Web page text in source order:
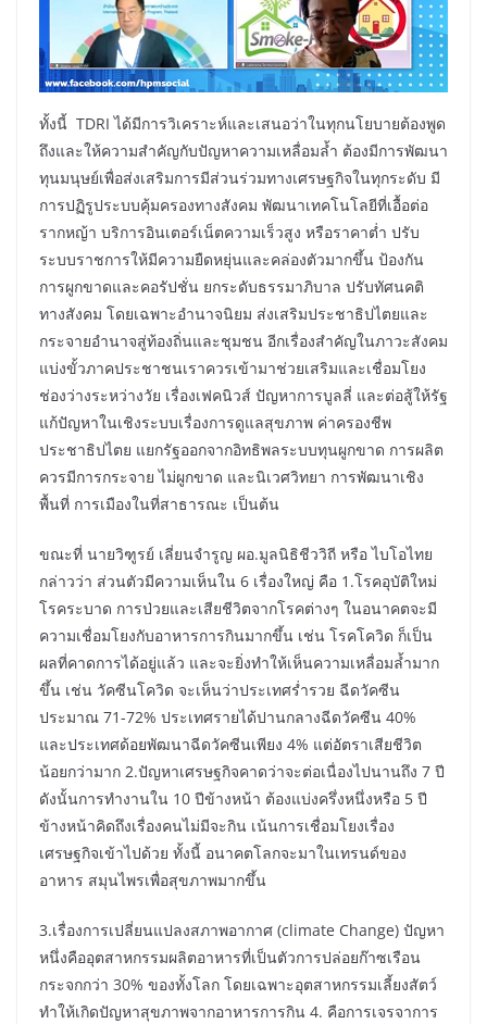
ทั้งนี้ TDRI ได้มีการวิเคราะห์และเสนอว่าในทุกนโยบายต้องพูด
ถึงและให้ความสำคัญกับปัญหาความเหลื่อมล้ำ ต้องมีการพัฒนา
ทุนมนุษย์เพื่อส่งเสริมการมีส่วนร่วมทางเศรษฐกิจในทุกระดับ มี
การปฏิรูประบบคุ้มครองทางสังคม พัฒนาเทคโนโลยีที่เอื้อต่อ
รากหญ้า บริการอินเตอร์เน็ตความเร็วสูง หรือราคาต่ำ ปรับ
ระบบราชการให้มีความยืดหยุ่นและคล่องตัวมากขึ้น ป้องกัน
การผูกขาดและคอรัปชั่น ยกระดับธรรมาภิบาล ปรับทัศนคติ
ทางสังคม โดยเฉพาะอำนาจนิยม ส่งเสริมประชาธิปไตยและ
กระจายอำนาจสู่ท้องถิ่นและชุมชน อีกเรื่องสำคัญในภาวะสังคม
แบ่งขั้วภาคประชาชนเราควรเข้ามาช่วยเสริมและเชื่อมโยง
ช่องว่างระหว่างวัย เรื่องเฟคนิวส์ ปัญหาการบูลลี่ และต่อสู้ให้รัฐ
แก้ปัญหาในเชิงระบบเรื่องการดูแลสุขภาพ ค่าครองชีพ
ประชาธิปไตย แยกรัฐออกจากอิทธิพลระบบทุนผูกขาด การผลิต
ควรมีการกระจาย ไม่ผูกขาด และนิเวศวิทยา การพัฒนาเชิง
พื้นที่ การเมืองในที่สาธารณะ เป็นต้น
ขณะที่ นายวิฑูรย์ เลี่ยนจำรูญ ผอ.มูลนิธิชีววิถี หรือ ไบโอไทย
กล่าวว่า ส่วนตัวมีความเห็นใน 6 เรื่องใหญ่ คือ 1.โรคอุบัติใหม่
โรคระบาด การป่วยและเสียชีวิตจากโรคต่างๆ ในอนาคตจะมี
ความเชื่อมโยงกับอาหารการกินมากขึ้น เช่น โรคโควิด ก็เป็น
ผลที่คาดการได้อยู่แล้ว และจะยิ่งทำให้เห็นความเหลื่อมล้ำมาก
ขึ้น เช่น วัคซีนโควิด จะเห็นว่าประเทศร่ำรวย ฉีดวัคซีน
ประมาณ 71-72% ประเทศรายได้ปานกลางฉีดวัคซีน 40%
และประเทศด้อยพัฒนาฉีดวัคซีนเพียง 4% แต่อัตราเสียชีวิต
น้อยกว่ามาก 2.ปัญหาเศรษฐกิจคาดว่าจะต่อเนื่องไปนานถึง 7 ปี
ดังนั้นการทำงานใน 10 ปีข้างหน้า ต้องแบ่งครึ่งหนึ่งหรือ 5 ปี
ข้างหน้าคิดถึงเรื่องคนไม่มีจะกิน เน้นการเชื่อมโยงเรื่อง
เศรษฐกิจเข้าไปด้วย ทั้งนี้ อนาคตโลกจะมาในเทรนด์ของ
อาหาร สมุนไพรเพื่อสุขภาพมากขึ้น
3.เรื่องการเปลี่ยนแปลงสภาพอากาศ (climate Change) ปัญหา
หนึ่งคืออุตสาหกรรมผลิตอาหารที่เป็นตัวการปล่อยก๊าซเรือน
กระจกกว่า 30% ของทั้งโลก โดยเฉพาะอุตสาหกรรมเลี้ยงสัตว์
ทำให้เกิดปัญหาสุขภาพจากอาหารการกิน 4. คือการเจรจาการ